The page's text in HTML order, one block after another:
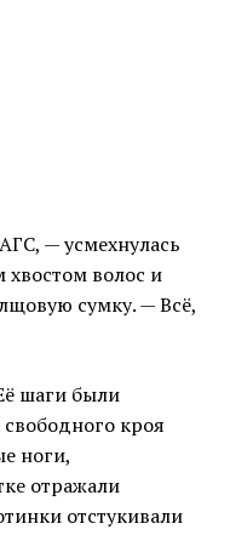
— усмехнулась
волос и
сумку. — Всё,
шаги были
кроя
ноги,
отражали
отстукивали